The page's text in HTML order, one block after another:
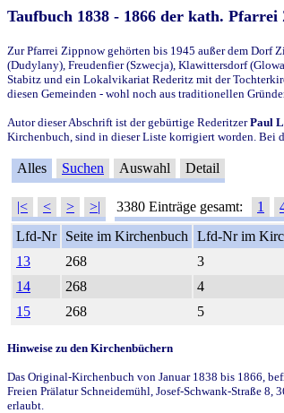
Taufbuch 1838 - 1866 der kath.
Zur Pfarrei Zippnow gehörten bis 1945 außer dem Dorf
(Dudylany), Freudenfier (Szwecja), Klawittersdorf
Stabitz und ein Lokalvikariat Rederitz mit der
diesen Gemeinden - wohl noch aus traditionellen
Autor dieser Abschrift ist der gebürtige RederitzerPaul
Kirchenbuch, sind in dieser Liste korrigiert worden. Bei
Alles Suchen Auswahl Detail
|< < > >| 3380 Einträge gesamt: 1
Lfd-Nr
Seite im Kirchenbuch Lfd-Nr im
13
268 3
14
268 4
15
268 5
Hinweise zu den Kirchenbüchern
Das Original-Kirchenbuch von Januar 1838 bis 1866,
Freien Prälatur Schneidemühl, Josef-Schwank-Straße
erlaubt.